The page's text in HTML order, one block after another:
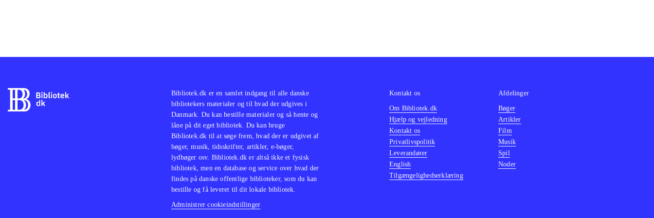
Bibliotek.dk er en samlet indgang til alle danske
bibliotekers materialer og til hvad der udgives i
Danmark. Du kan bestille materialer og så hente og
låne på dit eget bibliotek. Du kan bruge
Bibliotek.dk til at søge frem, hvad der er udgivet af
bøger, musik, tidsskrifter, artikler, e-bøger,
lydbøger osv. Bibliotek.dk er altså ikke et fysisk
bibliotek, men en database og service over hvad der
findes på danske offentlige biblioteker, som du kan
bestille og få leveret til dit lokale bibliotek.
Administrer cookieindstillinger
Kontakt os
Om Bibliotek.dk
Hjælp og vejledning
Kontakt os
Privatlivspolitik
Leverandører
English
Tilgængelighedserklæring
Afdelinger
Bøger
Artikler
Film
Musik
Spil
Noder